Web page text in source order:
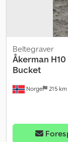
Norge 215 km
Beltegraver
Åkerman
Bucket